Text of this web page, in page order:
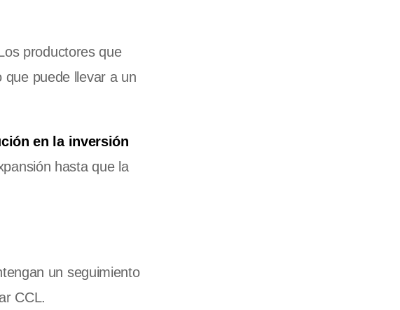
productores que
puede llevar a un
en la inversión
hasta que la
un seguimiento
CCL.